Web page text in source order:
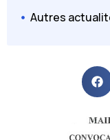
Autres